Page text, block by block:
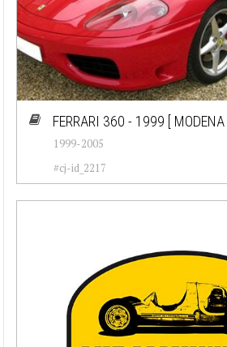
FERRARI 360 - 1999 [ MODENA ]
1999-2005
#cj-id_2217